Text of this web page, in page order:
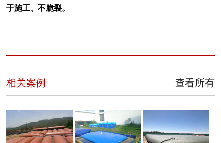
于施工、不脆裂。
查看所有
相关案例